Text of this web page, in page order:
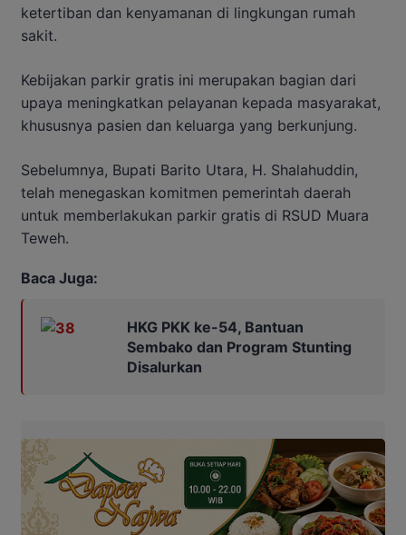
ketertiban dan kenyamanan di lingkungan rumah
sakit.
Kebijakan parkir gratis ini merupakan bagian dari
upaya meningkatkan pelayanan kepada masyarakat,
khususnya pasien dan keluarga yang berkunjung.
Sebelumnya, Bupati Barito Utara, H. Shalahuddin,
telah menegaskan komitmen pemerintah daerah
untuk memberlakukan parkir gratis di RSUD Muara
Teweh.
Baca Juga:
HKG PKK ke-54, Bantuan
Sembako dan Program Stunting
Disalurkan